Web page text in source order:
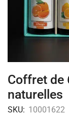
Coffret de
naturelles
SKU: 10001622